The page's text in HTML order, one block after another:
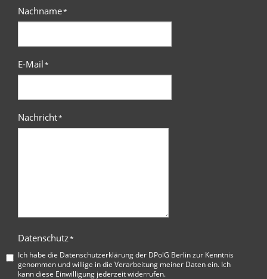
Nachname*
E-Mail*
Nachricht*
Datenschutz*
Ich habe die Datenschutzerklärung der DPolG Berlinzur Kenntnis
genommen und willige in die Verarbeitung meiner Daten ein. Ich
kann diese Einwilligung jederzeit widerrufen.